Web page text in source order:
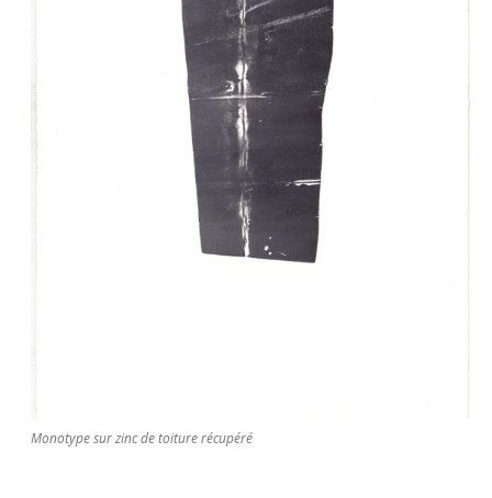
Monotype sur zinc de toiture récupéré